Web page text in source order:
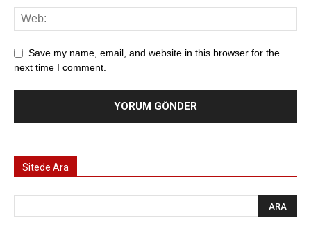
Save my name, email, and website in this browser for the
next time I comment.
Sitede Ara